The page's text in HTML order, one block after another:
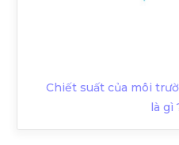
Chiết suất của môi
là gì